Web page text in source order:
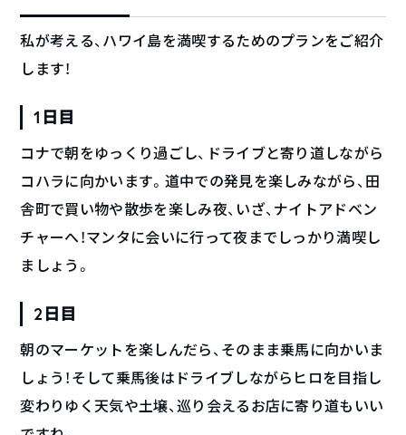
私が考える、ハワイ島を満喫するためのプランをご紹介
します！
1日目
コナで朝をゆっくり過ごし、ドライブと寄り道しながら
コハラに向かいます。道中での発見を楽しみながら、田
舎町で買い物や散歩を楽しみ夜、いざ、ナイトアドベン
チャーへ！マンタに会いに行って夜までしっかり満喫し
ましょう。
2日目
朝のマーケットを楽しんだら、そのまま乗馬に向かいま
しょう！そして乗馬後はドライブしながらヒロを目指し
変わりゆく天気や土壌、巡り会えるお店に寄り道もいい